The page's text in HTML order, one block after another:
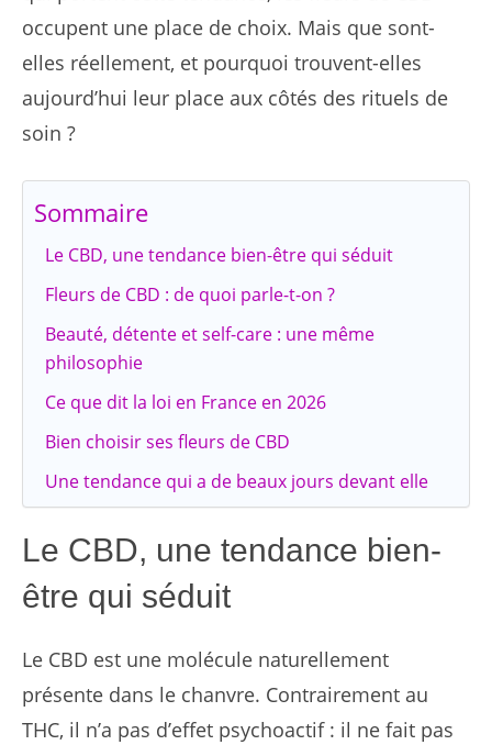
occupent une place de choix. Mais que sont-
elles réellement, et pourquoi trouvent-elles
aujourd’hui leur place aux côtés des rituels de
soin ?
Sommaire
Le CBD, une tendance bien-être qui séduit
Fleurs de CBD : de quoi parle-t-on ?
Beauté, détente et self-care : une même
philosophie
Ce que dit la loi en France en 2026
Bien choisir ses fleurs de CBD
Une tendance qui a de beaux jours devant elle
Le CBD, une tendance bien-
être qui séduit
Le CBD est une molécule naturellement
présente dans le chanvre. Contrairement au
THC, il n’a pas d’effet psychoactif : il ne fait pas